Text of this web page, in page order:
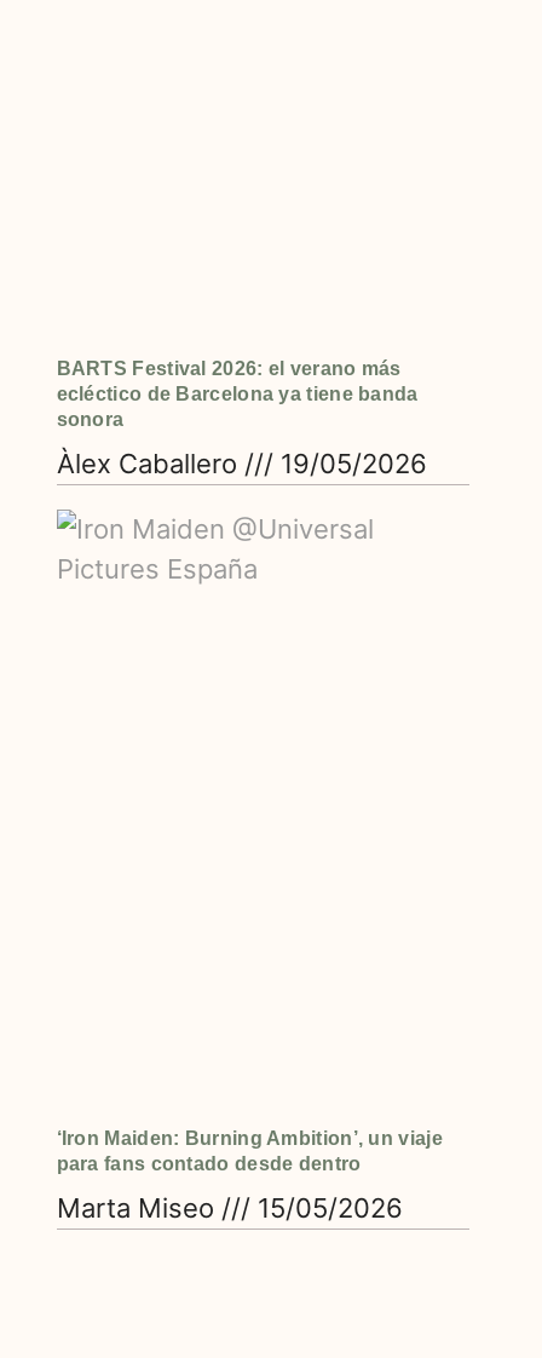
BARTS Festival 2026: el verano más
ecléctico de Barcelona ya tiene banda
sonora
Àlex Caballero 19/05/2026
‘Iron Maiden: Burning Ambition’, un viaje
para fans contado desde dentro
Marta Miseo 15/05/2026